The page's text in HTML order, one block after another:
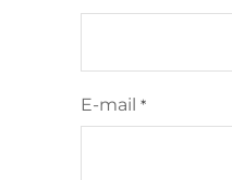
E-mail *